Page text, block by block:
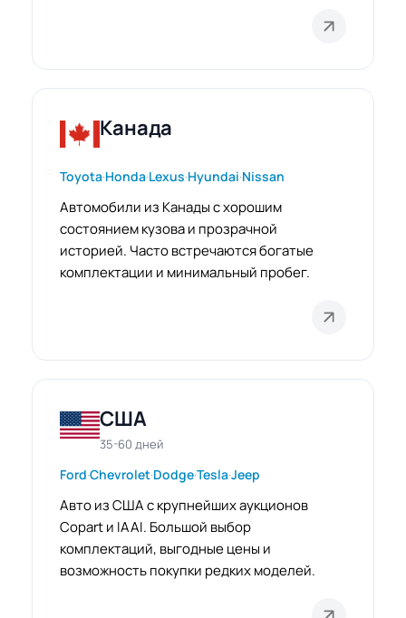
Канада
Toyota·Honda·Lexus·Hyundai·Nissan
Автомобили из Канады с хорошим
состоянием кузова и прозрачной
историей. Часто встречаются богатые
комплектации и минимальный пробег.
США
35-60 дней
Ford·Chevrolet·Dodge·Tesla·Jeep
Авто из США с крупнейших аукционов
Copart и IAAI. Большой выбор
комплектаций, выгодные цены и
возможность покупки редких моделей.